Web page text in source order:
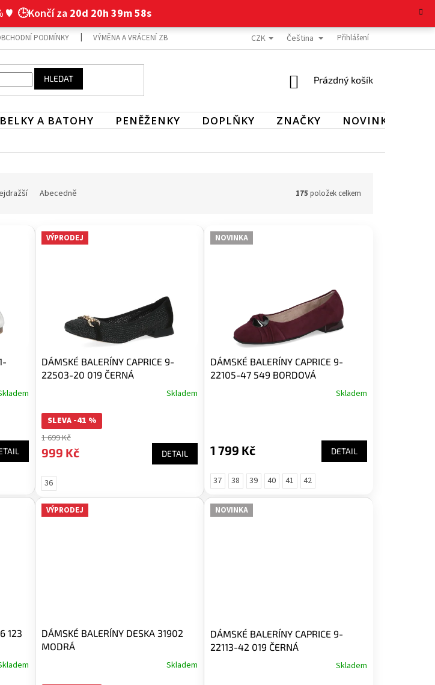
♥ 🕒Končí za 20d 20h 39m 57s
PODMÍNKY VÝMĚNA A VRÁCENÍ ZBOŽÍ REKLAMAČNÍ ŘÁD OCHRANA OSOBNÍCH ÚDAJŮ
CZK Čeština Přihlášení
HLEDAT
NÁKUPNÍ
Prázdný košík
A BATOHY PENĚŽENKY DOPLŇKY ZNAČKY NOVINKY
Abecedně 175 položek celkem
VÝPRODEJ
DÁMSKÉ BALERÍNY CAPRICE 9-
22503-20 019 ČERNÁ
Skladem
SLEVA -41 %
1 699 Kč
999 Kč DETAIL
36
NOVINKA
DÁMSKÉ BALERÍNY CAPRICE 9-
22105-47 549 BORDOVÁ
Skladem
1 799 Kč DETAIL
37 38 39 40 41 42
123
VÝPRODEJ
DÁMSKÉ BALERÍNY DESKA 31902
MODRÁ
Skladem
NOVINKA
DÁMSKÉ BALERÍNY CAPRICE 9-
22113-42 019 ČERNÁ
Skladem